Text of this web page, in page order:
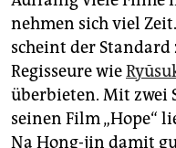
nehmen sich viel
scheint der Standard
Regisseure wie
überbieten. Mit zwei
seinen Film „Hope“
Na Hong-jin damit